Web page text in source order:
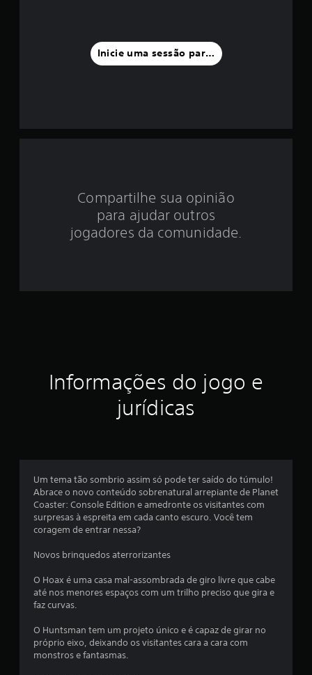
d
e
s
e
m
t
Inicie uma sessão para classificar
Compartilhe sua opinião
para ajudar outros
jogadores da comunidade.
Informações do jogo e
jurídicas
Um tema tão sombrio assim só pode ter saído do túmulo!
Abrace o novo conteúdo sobrenatural arrepiante de Planet
Coaster: Console Edition e amedronte os visitantes com
surpresas à espreita em cada canto escuro. Você tem
coragem de entrar nessa?
Novos brinquedos aterrorizantes
O Hoax é uma casa mal-assombrada de giro livre que cabe
até nos menores espaços com um trilho preciso que gira e
faz curvas.
O Huntsman tem um projeto único e é capaz de girar no
próprio eixo, deixando os visitantes cara a cara com
monstros e fantasmas.